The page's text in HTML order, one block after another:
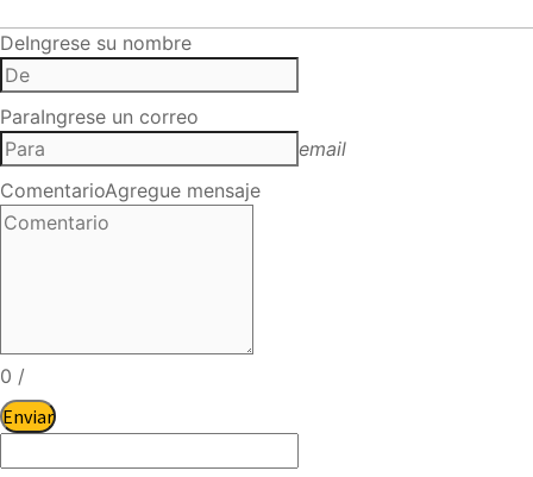
DeIngrese su nombre
ParaIngrese un correo
email
ComentarioAgregue mensaje
0 /
Enviar